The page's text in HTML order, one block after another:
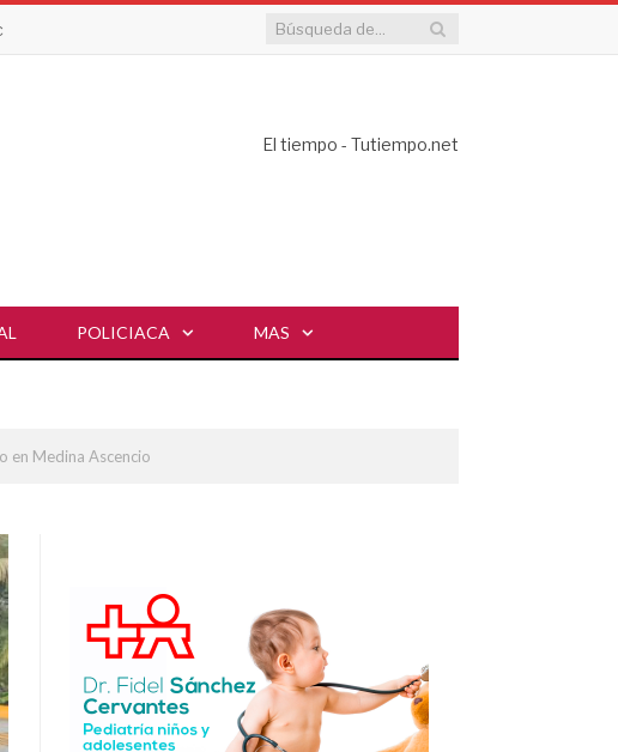
El tiempo - Tutiempo.net
POLICIACA MAS
en Medina Ascencio